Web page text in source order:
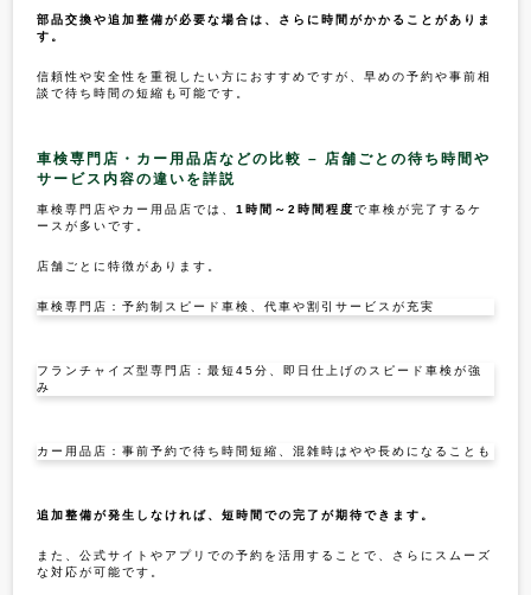
部品交換や追加整備が必要な場合は、さらに時間がかかることがありま
す。
信頼性や安全性を重視したい方におすすめですが、早めの予約や事前相
談で待ち時間の短縮も可能です。
車検専門店・カー用品店などの比較 – 店舗ごとの待ち時間や
サービス内容の違いを詳説
車検専門店やカー用品店では、1時間～2時間程度で車検が完了するケ
ースが多いです。
店舗ごとに特徴があります。
車検専門店：予約制スピード車検、代車や割引サービスが充実
フランチャイズ型専門店：最短45分、即日仕上げのスピード車検が強
み
カー用品店：事前予約で待ち時間短縮、混雑時はやや長めになることも
追加整備が発生しなければ、短時間での完了が期待できます。
また、公式サイトやアプリでの予約を活用することで、さらにスムーズ
な対応が可能です。